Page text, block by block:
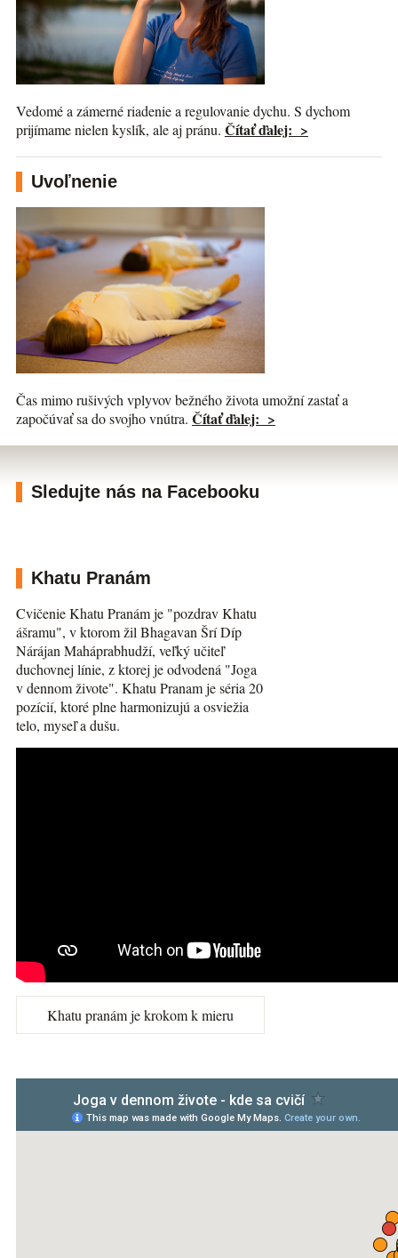
Vedomé a zámerné riadenie a regulovanie dychu. S dychom
prijímame nielen kyslík, ale aj pránu. Čítať ďalej: >
Uvoľnenie
Čas mimo rušivých vplyvov bežného života umožní zastať a
započúvať sa do svojho vnútra. Čítať ďalej: >
Sledujte nás na Facebooku
Khatu Pranám
Cvičenie Khatu Pranám je "pozdrav Khatu
ášramu", v ktorom žil Bhagavan Šrí Díp
Nárájan Maháprabhudží, veľký učiteľ
duchovnej línie, z ktorej je odvodená "Joga
v dennom živote". Khatu Pranam je séria 20
pozícií, ktoré plne harmonizujú a osviežia
telo, myseľ a dušu.
Khatu pranám je krokom k mieru